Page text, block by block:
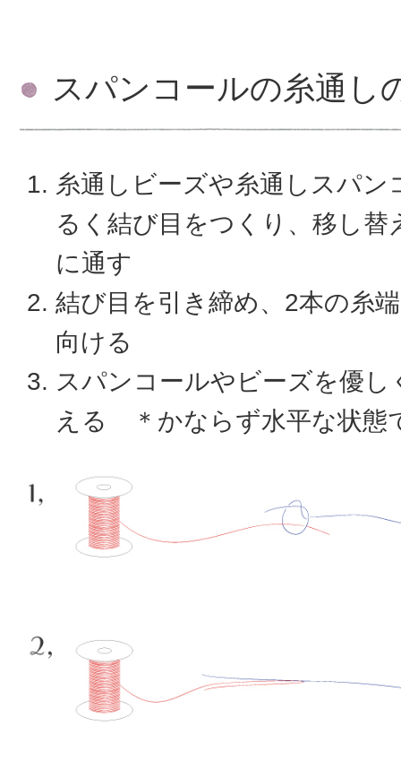
スパンコールの糸通し
糸通しビーズや糸通しスパン
るく結び目をつくり、移し替
に通す
結び目を引き締め、2本の糸
向ける
スパンコールやビーズを優し
える ＊かならず水平な状態